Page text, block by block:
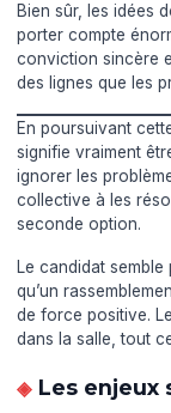
Bien sûr, les idées
porter compte
conviction sincère
des lignes que les
En poursuivant
signifie vraiment
ignorer les
collective à les
seconde option.
Le candidat semble
qu’un
de force positive.
dans la salle, tout
Les enjeux